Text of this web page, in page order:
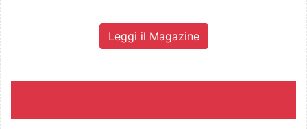
Leggi il Magazine